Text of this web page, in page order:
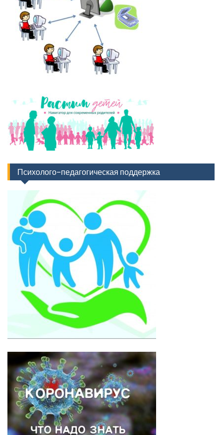
Психолого-педагогическая поддержка